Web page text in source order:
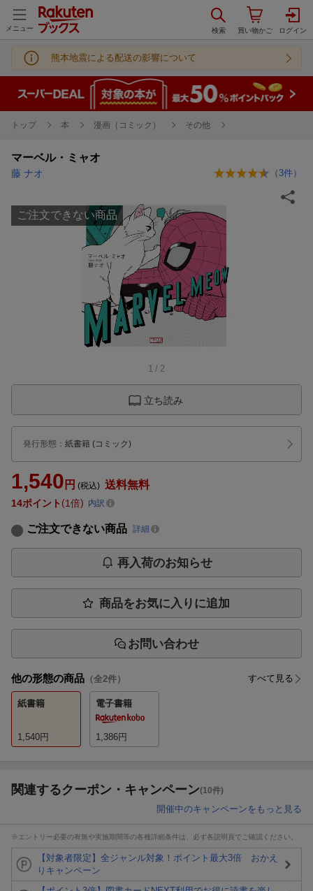
メニュー
熊本地震による配送の影響について
トップ 本 漫画（コミック） その他
マーベル・ミャオ
藤 ナオ （ 3件）
ご注文できない商品
1 / 2
立ち読み
発行形態 ： 紙書籍 (コミック)
1,540 円 (税込) 送料無料
14ポイント 1倍 内訳
ご注文できない商品 詳細
再入荷のお知らせ
商品をお気に入りに追加
お問い合わせ
他の形態の商品 （全2件） すべて見る
紙書籍
1,540円
電子書籍
1,386円
関連するクーポン・キャンペーン(10件)
開催中のキャンペーンをもっと見る
※エントリー必要の有無や実施期間等の各種詳細条件は、必ず各説明頁でご確認ください。
【対象者限定】全ジャンル対象！ポイント最大3倍 おかえ
りキャンペーン